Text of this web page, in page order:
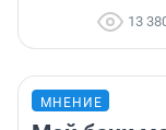
13
МНЕНИЕ